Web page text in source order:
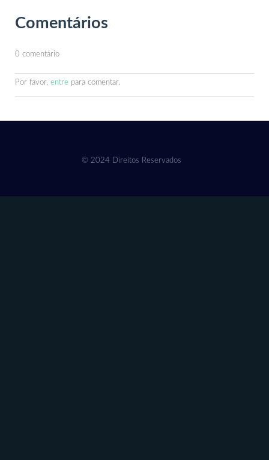
Comentários
0 comentário
Por favor, entre para comentar.
© 2024 Direitos Reservados